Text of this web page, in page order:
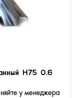
Н75 0.6
у менеджера